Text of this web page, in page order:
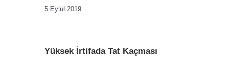
5 Eylül 2019
Yüksek İrtifada Tat Kaçması